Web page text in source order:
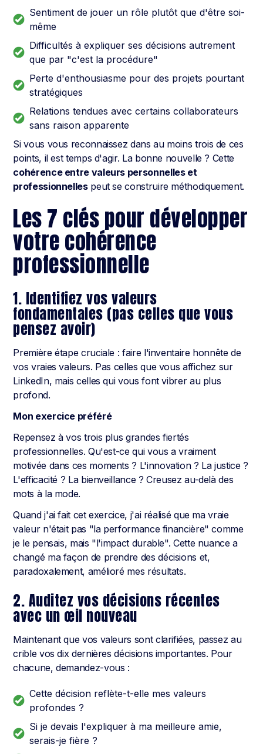
Sentiment de jouer un rôle plutôt que d'être soi-
même
Difficultés à expliquer ses décisions autrement
que par "c'est la procédure"
Perte d'enthousiasme pour des projets pourtant
stratégiques
Relations tendues avec certains collaborateurs
sans raison apparente
Si vous vous reconnaissez dans au moins trois de ces
points, il est temps d'agir. La bonne nouvelle ? Cette
cohérence entre valeurs personnelles et
professionnellespeut se construire méthodiquement.
Les 7 clés pour développer
votre cohérence
professionnelle
1. Identifiez vos valeurs
fondamentales (pas celles que vous
pensez avoir)
Première étape cruciale : faire l'inventaire honnête de
vos vraies valeurs. Pas celles que vous affichez sur
LinkedIn, mais celles qui vous font vibrer au plus
profond.
Mon exercice préféré
Repensez à vos trois plus grandes fiertés
professionnelles. Qu'est-ce qui vous a vraiment
motivée dans ces moments ? L'innovation ? La justice ?
L'efficacité ? La bienveillance ? Creusez au-delà des
mots à la mode.
Quand j'ai fait cet exercice, j'ai réalisé que ma vraie
valeur n'était pas "la performance financière" comme
je le pensais, mais "l'impact durable". Cette nuance a
changé ma façon de prendre des décisions et,
paradoxalement, amélioré mes résultats.
2. Auditez vos décisions récentes
avec un œil nouveau
Maintenant que vos valeurs sont clarifiées, passez au
crible vos dix dernières décisions importantes. Pour
chacune, demandez-vous :
Cette décision reflète-t-elle mes valeurs
profondes ?
Si je devais l'expliquer à ma meilleure amie,
serais-je fière ?